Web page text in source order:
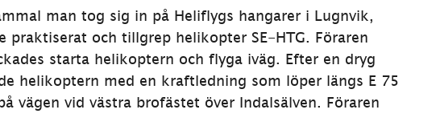
man tog sig in på Heliflygs hangarer i Lugnvik,
praktiserat och tillgrep helikopter SE-HTG. Föraren
starta helikoptern och flyga iväg. Efter en dryg
helikoptern med en kraftledning som löper längs E 75
vägen vid västra brofästet över Indalsälven. Föraren